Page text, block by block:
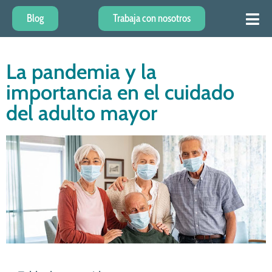
Blog Trabaja con nosotros
La pandemia y la
importancia en el cuidado
del adulto mayor